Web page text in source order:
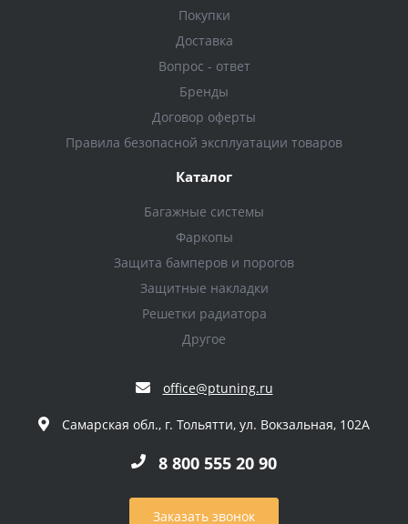
Покупки
Доставка
Вопрос - ответ
Бренды
Договор оферты
Правила безопасной эксплуатации товаров
Каталог
Багажные системы
Фаркопы
Защита бамперов и порогов
Защитные накладки
Решетки радиатора
Другое
office@ptuning.ru
Самарская обл., г. Тольятти, ул. Вокзальная, 102А
8 800 555 20 90
Заказать звонок